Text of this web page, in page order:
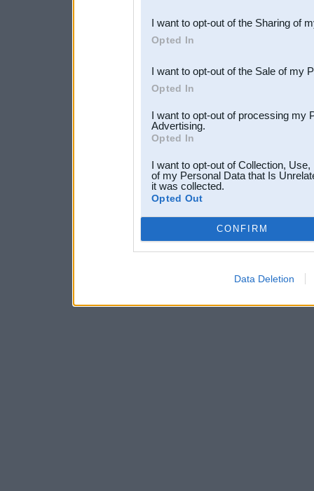
Downstream Participants
third parties.
I want to opt-out of the Sharing of
Opted In
I want to opt-out of the Sale of my
Opted In
I want to opt-out of processing my
Advertising.
Opted In
I want to opt-out of Collection,
of my Personal Data that Is
it was collected.
Opted Out
CONFIRM
Data Deletion